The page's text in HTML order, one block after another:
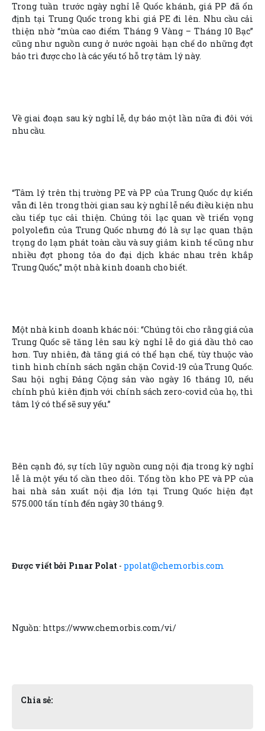
Trong tuần trước ngày nghỉ lễ Quốc khánh, giá PP đã ổn
định tại Trung Quốc trong khi giá PE đi lên. Nhu cầu cải
thiện nhờ “mùa cao điểm Tháng 9 Vàng – Tháng 10 Bạc”
cũng như nguồn cung ở nước ngoài hạn chế do những đợt
bảo trì được cho là các yếu tố hỗ trợ tâm lý này.
Về giai đoạn sau kỳ nghỉ lễ, dự báo một lần nữa đi đôi với
nhu cầu.
“Tâm lý trên thị trường PE và PP của Trung Quốc dự kiến
vẫn đi lên trong thời gian sau kỳ nghỉ lễ nếu điều kiện nhu
cầu tiếp tục cải thiện. Chúng tôi lạc quan về triển vọng
polyolefin của Trung Quốc nhưng đó là sự lạc quan thận
trọng do lạm phát toàn cầu và suy giảm kinh tế cũng như
nhiều đợt phong tỏa do đại dịch khác nhau trên khắp
Trung Quốc,” một nhà kinh doanh cho biết.
Một nhà kinh doanh khác nói: “Chúng tôi cho rằng giá của
Trung Quốc sẽ tăng lên sau kỳ nghỉ lễ do giá dầu thô cao
hơn. Tuy nhiên, đà tăng giá có thể hạn chế, tùy thuộc vào
tình hình chính sách ngăn chặn Covid-19 của Trung Quốc.
Sau hội nghị Đảng Cộng sản vào ngày 16 tháng 10, nếu
chính phủ kiên định với chính sách zero-covid của họ, thì
tâm lý có thể sẽ suy yếu.”
Bên cạnh đó, sự tích lũy nguồn cung nội địa trong kỳ nghỉ
lễ là một yếu tố cần theo dõi. Tổng tồn kho PE và PP của
hai nhà sản xuất nội địa lớn tại Trung Quốc hiện đạt
575.000 tấn tính đến ngày 30 tháng 9.
Được viết bởi Pınar Polat - ppolat@chemorbis.com
Nguồn: https://www.chemorbis.com/vi/
Chia sẻ: